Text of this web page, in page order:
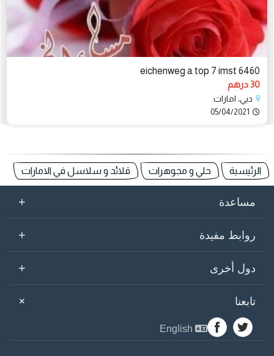
eichenweg a top 7 imst 6460
30 درهم
دبي، امارات
05/04/2021
الرئيسية حلي و مجوهرات قلائد و سلاسل في الامارات
مساعدة +
روابط مفيدة +
دول أخرى +
تابعنا +